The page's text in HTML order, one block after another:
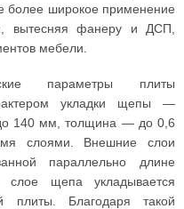
более широкое применение
вытесняя фанеру и ДСП,
мебели.
параметры плиты
укладки щепы —
140 мм, толщина — до 0,6
слоями. Внешние слои
параллельно длине
слое щепа укладывается
плиты. Благодаря такой